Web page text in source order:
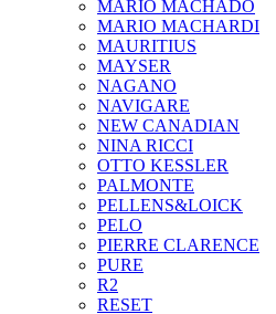
MARIO MACHADO
MARIO MACHARDI
MAURITIUS
MAYSER
NAGANO
NAVIGARE
NEW CANADIAN
NINA RICCI
OTTO KESSLER
PALMONTE
PELLENS&LOICK
PELO
PIERRE CLARENCE
PURE
R2
RESET